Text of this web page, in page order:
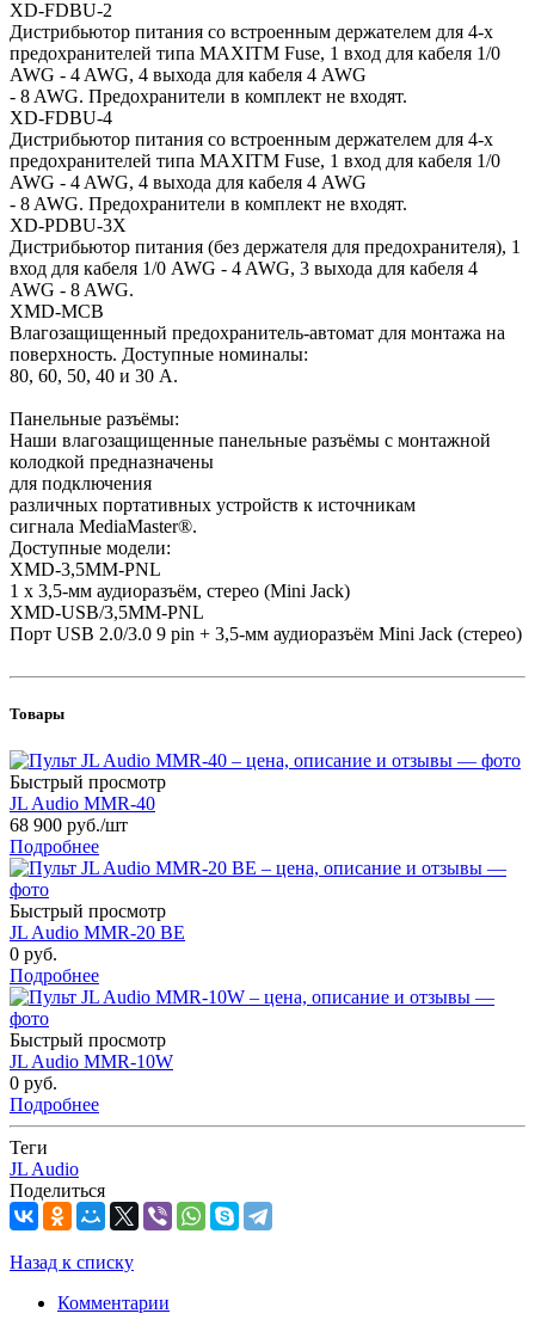
XD-FDBU-2
Дистрибьютор питания со встроенным держателем для 4-х
предохранителей типа MAXITM Fuse, 1 вход для кабеля 1/0
AWG - 4 AWG, 4 выхода для кабеля 4 AWG
- 8 AWG. Предохранители в комплект не входят.
XD-FDBU-4
Дистрибьютор питания со встроенным держателем для 4-х
предохранителей типа MAXITM Fuse, 1 вход для кабеля 1/0
AWG - 4 AWG, 4 выхода для кабеля 4 AWG
- 8 AWG. Предохранители в комплект не входят.
XD-PDBU-3X
Дистрибьютор питания (без держателя для предохранителя), 1
вход для кабеля 1/0 AWG - 4 AWG, 3 выхода для кабеля 4
AWG - 8 AWG.
XMD-MCB
Влагозащищенный предохранитель-автомат для монтажа на
поверхность. Доступные номиналы:
80, 60, 50, 40 и 30 А.
Панельные разъёмы:
Наши влагозащищенные панельные разъёмы с монтажной
колодкой предназначены
для подключения
различных портативных устройств к источникам
сигнала MediaMaster®.
Доступные модели:
XMD-3,5ММ-PNL
1 х 3,5-мм аудиоразъём, стерео (Mini Jack)
XMD-USB/3,5ММ-PNL
Порт USB 2.0/3.0 9 pin + 3,5-мм аудиоразъём Mini Jack (стерео)
Товары
Быстрый просмотр
JL Audio MMR-40
68 900 руб./шт
Подробнее
Быстрый просмотр
JL Audio MMR-20 BE
0 руб.
Подробнее
Быстрый просмотр
JL Audio MMR-10W
0 руб.
Подробнее
Теги
JL Audio
Поделиться
Назад к списку
Комментарии